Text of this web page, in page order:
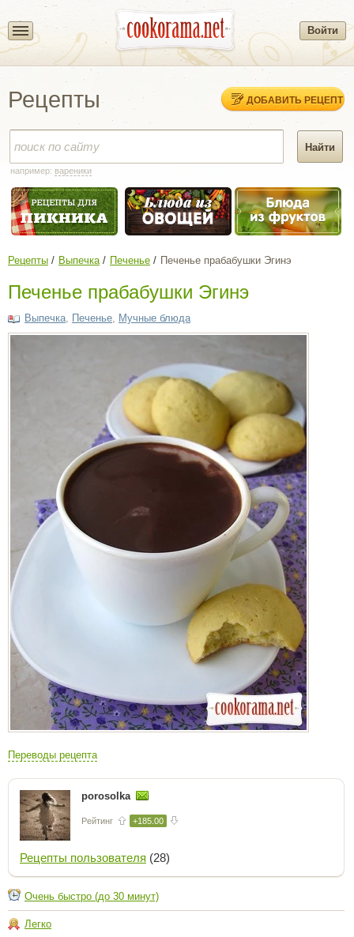
Войти
Рецепты ДОБАВИТЬ РЕЦЕПТ
например: вареники
Рецепты Выпечка Печенье Печенье прабабушки Эгинэ
Печенье прабабушки Эгинэ
Выпечка Печенье Мучные блюда
Переводы рецепта
porosolka
Рейтинг +185.00
Рецепты пользователя (28)
Очень быстро (до 30 минут)
Легко